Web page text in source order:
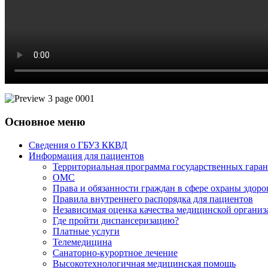
Основное меню
Сведения о ГБУЗ ККВД
Информация для пациентов
Территориальная программа государственных
ОМС
Права и обязанности граждан в сфере охраны
Правила внутреннего распорядка для пациентов
Независимая оценка качества медицинской
Где пройти диспансеризацию?
Платные услуги
Телемедицина
Санаторно-курортное лечение
Высокотехнологичная медицинская помощь